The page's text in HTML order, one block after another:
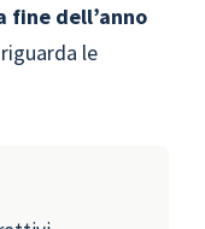
fine dell’anno
le